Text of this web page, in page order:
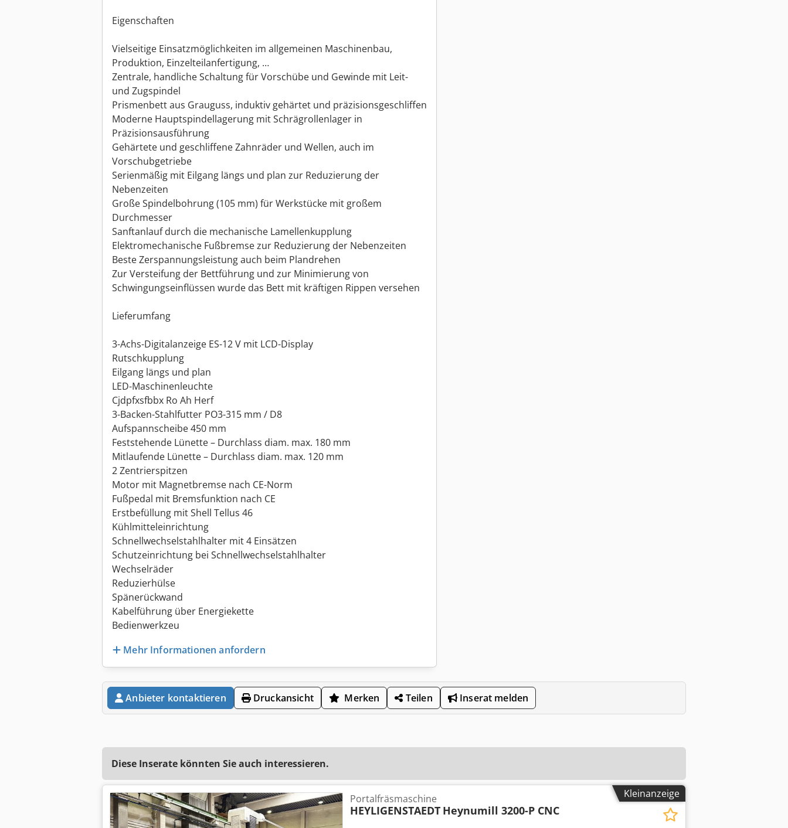
Eigenschaften
Vielseitige Einsatzmöglichkeiten im allgemeinen Maschinenbau,
Produktion, Einzelteilanfertigung, …
Zentrale, handliche Schaltung für Vorschübe und Gewinde mit Leit-
und Zugspindel
Prismenbett aus Grauguss, induktiv gehärtet und präzisionsgeschliffen
Moderne Hauptspindellagerung mit Schrägrollenlager in
Präzisionsausführung
Gehärtete und geschliffene Zahnräder und Wellen, auch im
Vorschubgetriebe
Serienmäßig mit Eilgang längs und plan zur Reduzierung der
Nebenzeiten
Große Spindelbohrung (105 mm) für Werkstücke mit großem
Durchmesser
Sanftanlauf durch die mechanische Lamellenkupplung
Elektromechanische Fußbremse zur Reduzierung der Nebenzeiten
Beste Zerspannungsleistung auch beim Plandrehen
Zur Versteifung der Bettführung und zur Minimierung von
Schwingungseinflüssen wurde das Bett mit kräftigen Rippen versehen
Lieferumfang
3-Achs-Digitalanzeige ES-12 V mit LCD-Display
Rutschkupplung
Eilgang längs und plan
LED-Maschinenleuchte
Cjdpfxsfbbx Ro Ah Herf
3-Backen-Stahlfutter PO3-315 mm / D8
Aufspannscheibe 450 mm
Feststehende Lünette – Durchlass diam. max. 180 mm
Mitlaufende Lünette – Durchlass diam. max. 120 mm
2 Zentrierspitzen
Motor mit Magnetbremse nach CE-Norm
Fußpedal mit Bremsfunktion nach CE
Erstbefüllung mit Shell Tellus 46
Kühlmitteleinrichtung
Schnellwechselstahlhalter mit 4 Einsätzen
Schutzeinrichtung bei Schnellwechselstahlhalter
Wechselräder
Reduzierhülse
Spänerückwand
Kabelführung über Energiekette
Bedienwerkzeu
Mehr Informationen anfordern
Anbieter kontaktieren Druckansicht Merken Teilen Inserat melden
Diese Inserate könnten Sie auch interessieren.
Kleinanzeige
Portalfräsmaschine
HEYLIGENSTAEDT Heynumill 3200-P CNC